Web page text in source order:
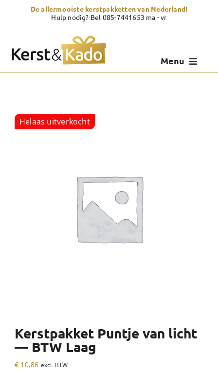
De allermooiste kerstpakketten van Nederland!
Hulp nodig? Bel 085-7441653 ma - vr
Menu
Over Kerst & Kado
Helaas uitverkocht
Kerstpakket Puntje van licht
— BTW Laag
€ 10,86 excl. BTW